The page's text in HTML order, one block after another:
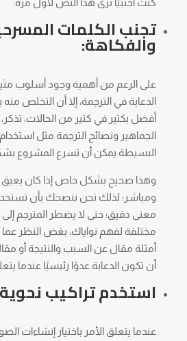
تجنب الكلمات
والفكاهة:
على الرغم من أهمية وجود أسلوب
الدعابة في الترجمة، إلا أن التخلص
أفضل بكثير في كثير من الحالات،
الجماهير ونصائح الترجمة مثل استخدام
البسيطة يمكن أن تسرع المشروع
وهذا صحيح بشكل خاص إذا كان
ومباشر؛ لذلك نحن ننصحك بأن تستخدم
معنى دقيق؛ حتى لا يضطر المترجم
مختلفة لفهم نواياك، بغض النظر عما
أمثلة مقال عن السبب والنتيجة أو
أن تكون الدعابة عدوًا رئيسيًا عندما
استخدم تراكيب
عندما يتعلق الأمر باختيار إنشاءات